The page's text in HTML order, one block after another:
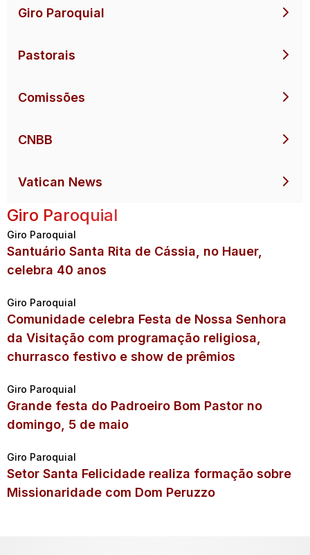
Giro Paroquial
Pastorais
Comissões
CNBB
Vatican News
Giro Paroquial
Giro Paroquial
Santuário Santa Rita de Cássia, no Hauer,
celebra 40 anos
Giro Paroquial
Comunidade celebra Festa de Nossa Senhora
da Visitação com programação religiosa,
churrasco festivo e show de prêmios
Giro Paroquial
Grande festa do Padroeiro Bom Pastor no
domingo, 5 de maio
Giro Paroquial
Setor Santa Felicidade realiza formação sobre
Missionaridade com Dom Peruzzo